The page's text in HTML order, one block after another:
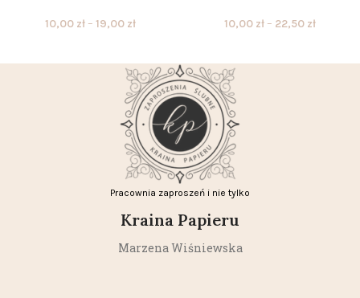
10,00 zł – 19,00 zł 10,00 zł – 22,50 zł
Pracownia zaproszeń i nie tylko
Kraina Papieru
Marzena Wiśniewska